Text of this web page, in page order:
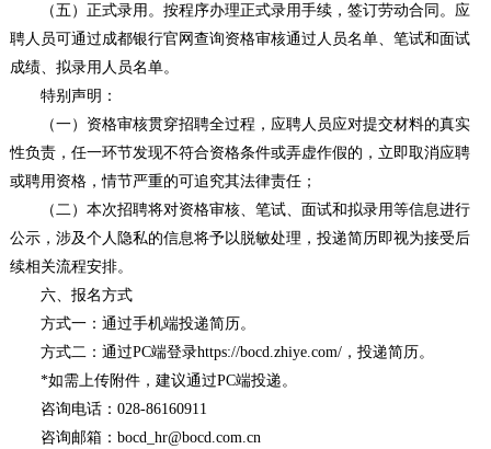
（五）正式录用。按程序办理正式录用手续，签订劳动合同。应
聘人员可通过成都银行官网查询资格审核通过人员名单、笔试和面试
成绩、拟录用人员名单。
特别声明：
（一）资格审核贯穿招聘全过程，应聘人员应对提交材料的真实
性负责，任一环节发现不符合资格条件或弄虚作假的，立即取消应聘
或聘用资格，情节严重的可追究其法律责任；
（二）本次招聘将对资格审核、笔试、面试和拟录用等信息进行
公示，涉及个人隐私的信息将予以脱敏处理，投递简历即视为接受后
续相关流程安排。
六、报名方式
方式一：通过手机端投递简历。
方式二：通过PC端登录https://bocd.zhiye.com/，投递简历。
*如需上传附件，建议通过PC端投递。
咨询电话：028-86160911
咨询邮箱：bocd_hr@bocd.com.cn